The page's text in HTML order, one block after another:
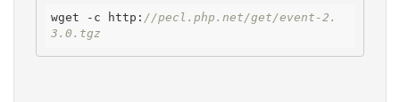
wget -c http: //pecl.php.net/get/event-2.
3.0.tgz